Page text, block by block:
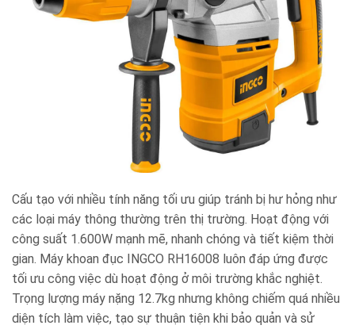
Cấu tạo với nhiều tính năng tối ưu giúp tránh bị hư hỏng như
các loại máy thông thường trên thị trường. Hoạt động với
công suất 1.600W mạnh mẽ, nhanh chóng và tiết kiệm thời
gian. Máy khoan đục INGCO RH16008 luôn đáp ứng được
tối ưu công việc dù hoạt động ở môi trường khắc nghiệt.
Trọng lượng máy nặng 12.7kg nhưng không chiếm quá nhiều
diện tích làm việc, tạo sự thuận tiện khi bảo quản và sử